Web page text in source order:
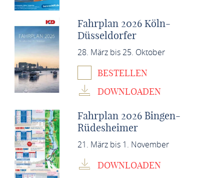
Fahrplan 2026 Köln-
Düsseldorfer
28. März bis 25. Oktober
BESTELLEN
DOWNLOADEN
Fahrplan 2026 Bingen-
Rüdesheimer
21. März bis 1. November
DOWNLOADEN